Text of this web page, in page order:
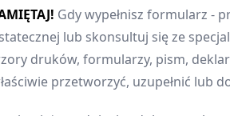
Gdy wypełnisz formularz -
lub skonsultuj się ze
druków, formularzy, pism,
przetworzyć, uzupełnić lub